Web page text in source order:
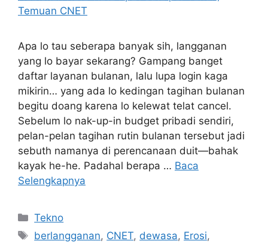
Apa lo tau seberapa banyak sih, langganan
yang lo bayar sekarang? Gampang banget
daftar layanan bulanan, lalu lupa login kaga
mikirin… yang ada lo kedingan tagihan bulanan
begitu doang karena lo kelewat telat cancel.
Sebelum lo nak-up-in budget pribadi sendiri,
pelan-pelan tagihan rutin bulanan tersebut jadi
sebuth namanya di perencanaan duit—bahak
kayak he-he. Padahal berapa … Baca
Selengkapnya
Kategori
Tekno
Tag
berlangganan, CNET, dewasa, Erosi,